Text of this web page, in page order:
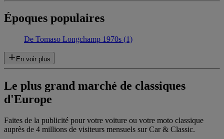
Époques populaires
De Tomaso Longchamp 1970s (1)
En voir plus
Le plus grand marché de classiques
d'Europe
Faites de la publicité pour votre voiture ou votre moto classique
auprès de 4 millions de visiteurs mensuels sur Car & Classic.